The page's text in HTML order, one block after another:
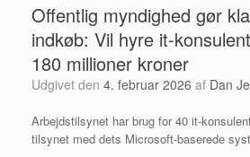
Offentlig myndighed gør
indkøb: Vil hyre it-
180 millioner kroner
Udgivet den 4. februar 2026 af Dan
Arbejdstilsynet har brug for 40 it-
tilsynet med dets Microsoft-baserede